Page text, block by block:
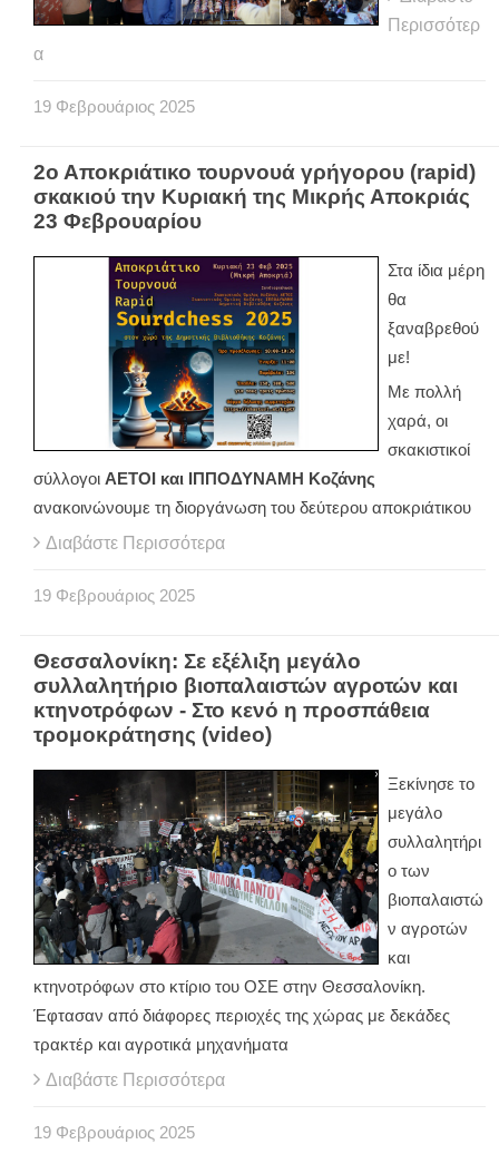
Περισσότερ
α
19 Φεβρουάριος 2025
2ο Αποκριάτικο τουρνουά γρήγορου (rapid)
σκακιού την Κυριακή της Μικρής Αποκριάς
23 Φεβρουαρίου
Στα ίδια μέρη
θα
ξαναβρεθού
με!
Mε πολλή
χαρά, οι
σκακιστικοί
σύλλογοι ΑΕΤΟΙ και ΙΠΠΟΔΥΝΑΜΗ Κοζάνης
ανακοινώνουμε τη διοργάνωση του δεύτερου αποκριάτικου
Διαβάστε Περισσότερα
19 Φεβρουάριος 2025
Θεσσαλονίκη: Σε εξέλιξη μεγάλο
συλλαλητήριο βιοπαλαιστών αγροτών και
κτηνοτρόφων - Στο κενό η προσπάθεια
τρομοκράτησης (video)
Ξεκίνησε το
μεγάλο
συλλαλητήρι
ο των
βιοπαλαιστώ
ν αγροτών
και
κτηνοτρόφων στο κτίριο του ΟΣΕ στην Θεσσαλονίκη.
Έφτασαν από διάφορες περιοχές της χώρας με δεκάδες
τρακτέρ και αγροτικά μηχανήματα
Διαβάστε Περισσότερα
19 Φεβρουάριος 2025